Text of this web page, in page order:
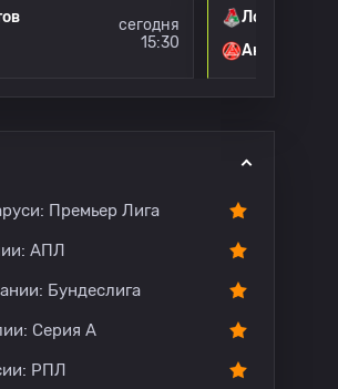
сегодня
15:30
Локомотив
Акрон
Премьер Лига
АПЛ
Бундеслига
Серия А
РПЛ